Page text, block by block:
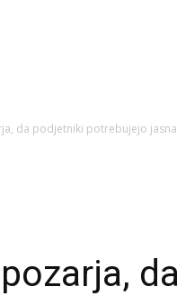
da podjetniki potrebujejo